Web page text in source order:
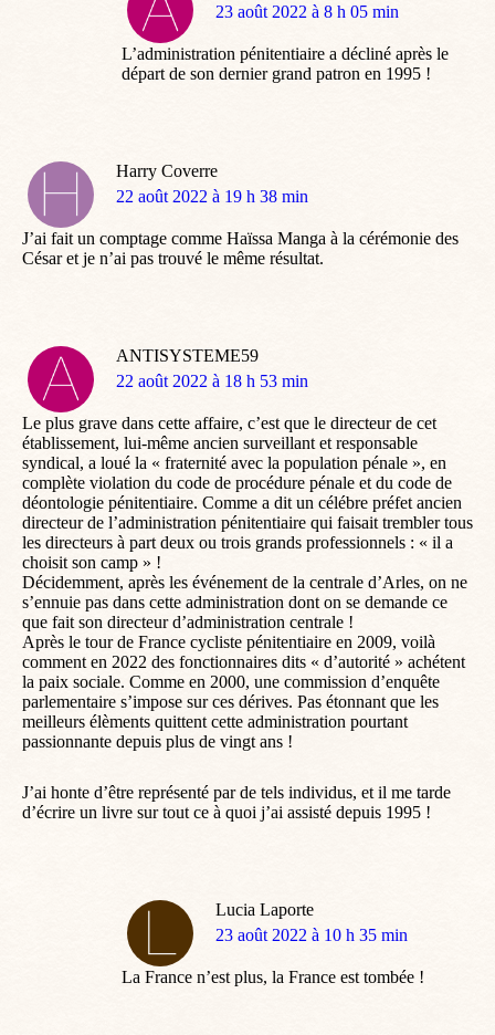
dit
23 août 2022 à 8 h 05 min
L’administration pénitentiaire a décliné après le
départ de son dernier grand patron en 1995 !
Harry Coverre
dit
22 août 2022 à 19 h 38 min
J’ai fait un comptage comme Haïssa Manga à la cérémonie des
César et je n’ai pas trouvé le même résultat.
ANTISYSTEME59
dit
22 août 2022 à 18 h 53 min
Le plus grave dans cette affaire, c’est que le directeur de cet
établissement, lui-même ancien surveillant et responsable
syndical, a loué la « fraternité avec la population pénale », en
complète violation du code de procédure pénale et du code de
déontologie pénitentiaire. Comme a dit un célébre préfet ancien
directeur de l’administration pénitentiaire qui faisait trembler tous
les directeurs à part deux ou trois grands professionnels : « il a
choisit son camp » !
Décidemment, après les événement de la centrale d’Arles, on ne
s’ennuie pas dans cette administration dont on se demande ce
que fait son directeur d’administration centrale !
Après le tour de France cycliste pénitentiaire en 2009, voilà
comment en 2022 des fonctionnaires dits « d’autorité » achétent
la paix sociale. Comme en 2000, une commission d’enquête
parlementaire s’impose sur ces dérives. Pas étonnant que les
meilleurs élèments quittent cette administration pourtant
passionnante depuis plus de vingt ans !
J’ai honte d’être représenté par de tels individus, et il me tarde
d’écrire un livre sur tout ce à quoi j’ai assisté depuis 1995 !
Lucia Laporte
dit
23 août 2022 à 10 h 35 min
La France n’est plus, la France est tombée !